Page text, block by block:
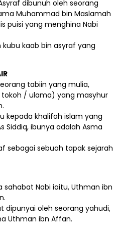
dibunuh oleh seorang
Muhammad bin Maslamah
puisi yang menghina Nabi
kaab bin asyraf yang
tabiin yang mulia,
tokoh / ulama) yang masyhur
kepada khalifah islam yang
Siddiq, ibunya adalah Asma
sebagai sebuah tapak sejarah
sahabat Nabi iaitu, Uthman ibn
dipunyai oleh seorang yahudi,
Uthman ibn Affan.